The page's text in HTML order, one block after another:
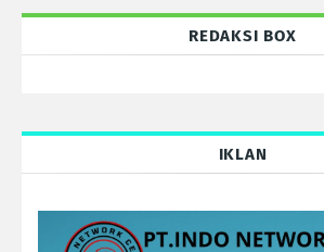
REDAKSI BOX
IKLAN